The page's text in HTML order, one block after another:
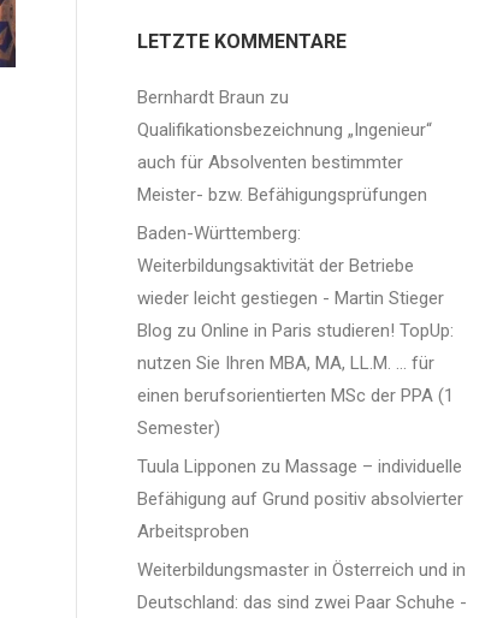
LETZTE KOMMENTARE
Bernhardt Braun zu
Qualifikationsbezeichnung „Ingenieur“
auch für Absolventen bestimmter
Meister- bzw. Befähigungsprüfungen
Baden-Württemberg:
Weiterbildungsaktivität der Betriebe
wieder leicht gestiegen - Martin Stieger
Blog zu Online in Paris studieren! TopUp:
nutzen Sie Ihren MBA, MA, LL.M. … für
einen berufsorientierten MSc der PPA (1
Semester)
Tuula Lipponen zu Massage – individuelle
Befähigung auf Grund positiv absolvierter
Arbeitsproben
Weiterbildungsmaster in Österreich und in
Deutschland: das sind zwei Paar Schuhe -